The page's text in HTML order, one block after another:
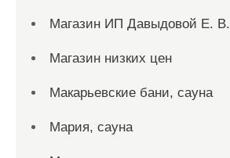
Магазин ИП Давыдовой Е. В.
Магазин низких цен
Макарьевские бани, сауна
Мария, сауна